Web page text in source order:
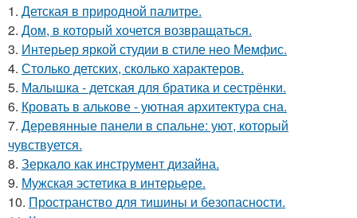
1. Детская в природной палитре.
2. Дом, в который хочется возвращаться.
3. Интерьер яркой студии в стиле нео Мемфис.
4. Столько детских, сколько характеров.
5. Малышка - детская для братика и сестрёнки.
6. Кровать в алькове - уютная архитектура сна.
7. Деревянные панели в спальне: уют, который
чувствуется.
8. Зеркало как инструмент дизайна.
9. Мужская эстетика в интерьере.
10. Пространство для тишины и безопасности.